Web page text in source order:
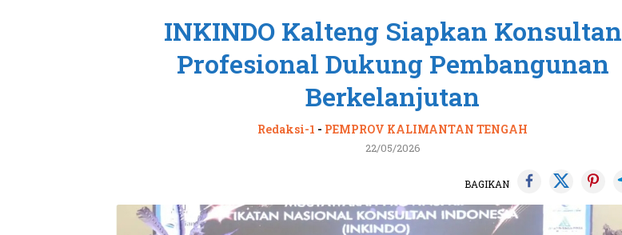
INKINDO Kalteng Siapkan Konsultan
Profesional Dukung Pembangunan
Berkelanjutan
Redaksi-1 - PEMPROV KALIMANTAN TENGAH
22/05/2026
BAGIKAN